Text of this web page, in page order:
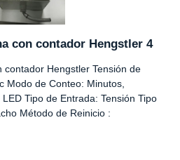
con contador Hengstler 4
Hengstler Tensión de
Modo de Conteo: Minutos,
Tipo de Entrada: Tensión Tipo
Método de Reinicio :